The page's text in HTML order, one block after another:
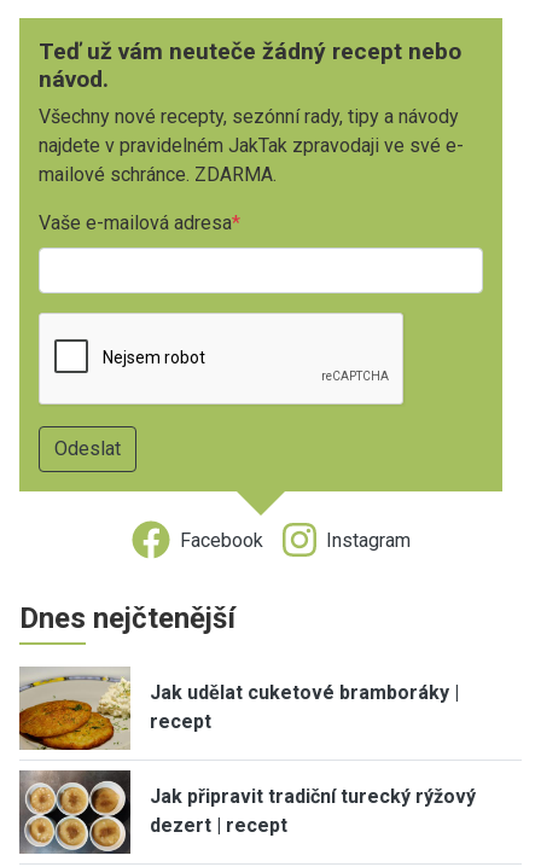
Teď už vám neuteče žádný recept nebo
návod.
Všechny nové recepty, sezónní rady, tipy a návody
najdete v pravidelném JakTak zpravodaji ve své e-
mailové schránce. ZDARMA.
Vaše e-mailová adresa
Facebook Instagram
Dnes nejčtenější
Jak udělat cuketové bramboráky |
recept
Jak připravit tradiční turecký rýžový
dezert | recept